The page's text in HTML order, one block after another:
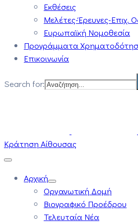
Εκθέσεις
Μελέτες-Έρευνες-Επιχ.
Ευρωπαϊκή Νομοθεσία
Προγράμματα
Επικοινωνία
Search for:
Κράτηση Αίθουσας
Αρχική
Οργανωτική Δομή
Βιογραφικό Προέδρου
Τελευταία Νέα